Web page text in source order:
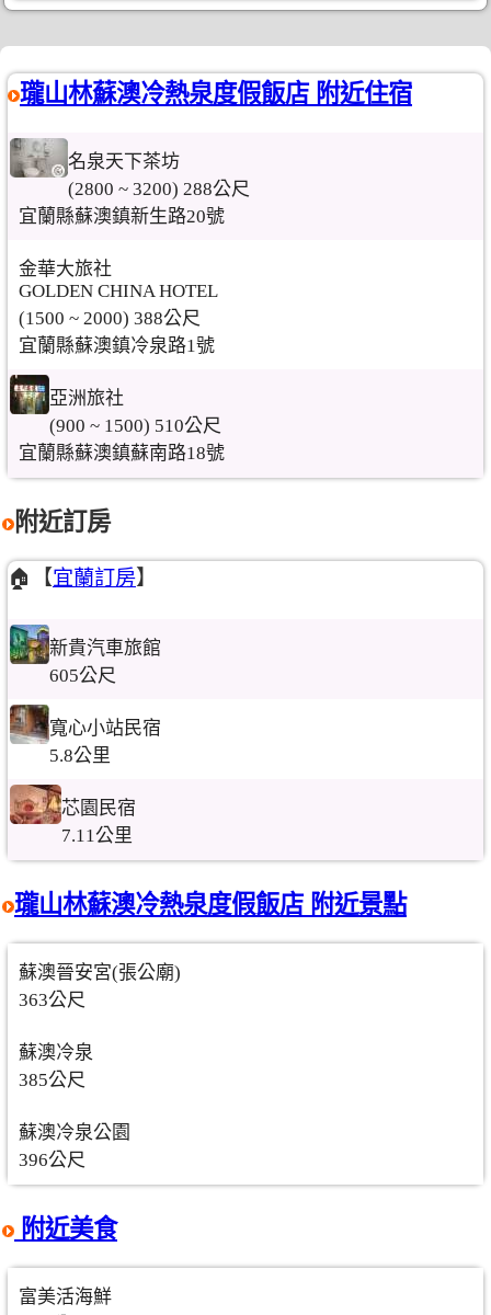
瓏山林蘇澳冷熱泉度假飯店 附近住宿
名泉天下茶坊
(2800 ~ 3200) 288公尺
宜蘭縣蘇澳鎮新生路20號
金華大旅社
GOLDEN CHINA HOTEL
(1500 ~ 2000) 388公尺
宜蘭縣蘇澳鎮冷泉路1號
亞洲旅社
(900 ~ 1500) 510公尺
宜蘭縣蘇澳鎮蘇南路18號
附近訂房
🏠【宜蘭訂房】
新貴汽車旅館
605公尺
寬心小站民宿
5.8公里
芯園民宿
7.11公里
瓏山林蘇澳冷熱泉度假飯店 附近景點
蘇澳晉安宮(張公廟)
363公尺
蘇澳冷泉
385公尺
蘇澳冷泉公園
396公尺
附近美食
富美活海鮮